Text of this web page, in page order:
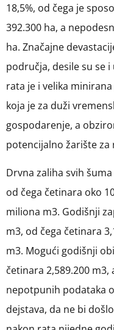
18,5%, od čega je
392.300 ha, a
ha. Značajne
područja, desile su se
rata je i velika
koja je za duži
gospodarenje, a
potencijalno žarište za
Drvna zaliha svih
od čega četinara oko
miliona m3. Godišnji
m3, od čega četinara
m3. Mogući godišnji
četinara 2,589.200 m3,
nepotpunih podataka
dejstava, da ne bi